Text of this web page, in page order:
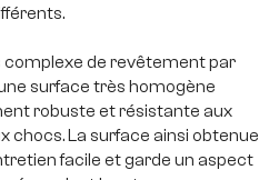
complexe de revêtement par
surface très homogène
robuste et résistante aux
chocs. La surface ainsi obtenue